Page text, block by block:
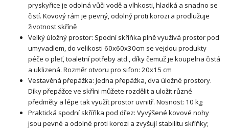
pryskyřice je odolná vůči vodě a vlhkosti, hladká a snadno se
čistí. Kovový rám je pevný, odolný proti korozi a prodlužuje
životnost skříně
Velký úložný prostor: Spodní skříňka plně využívá prostor pod
umyvadlem, do velikosti 60x60x30cm se vejdou produkty
péče o pleť, toaletní potřeby atd., díky čemuž je koupelna čistá
a uklizená. Rozměr otvoru pro sifon: 20x15 cm
Vestavěná přepážka: Jedna přepážka, dva úložné prostory.
Díky přepážce ve skříni můžete rozdělit a uložit různé
předměty a lépe tak využít prostor uvnitř. Nosnost: 10 kg
Praktická spodní skříňka pod dřez: Vyvýšené kovové nohy
jsou pevné a odolné proti korozi a zvyšují stabilitu skříňky;